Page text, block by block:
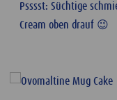
Psssst: Süchtige
Cream oben drauf 😉